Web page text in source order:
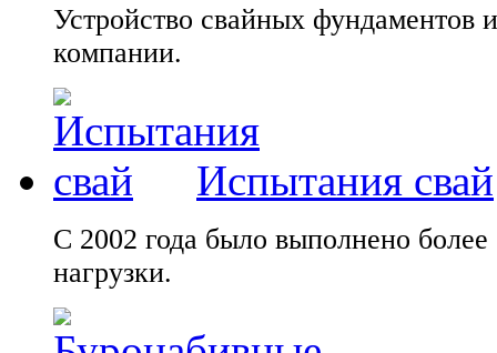
Устройство свайных фундаментов
компании.
Испытания свай
С 2002 года было выполнено
нагрузки.